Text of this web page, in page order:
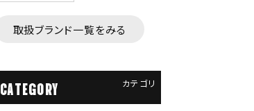
取扱ブランド一覧をみる
CATEGORY カテゴリ